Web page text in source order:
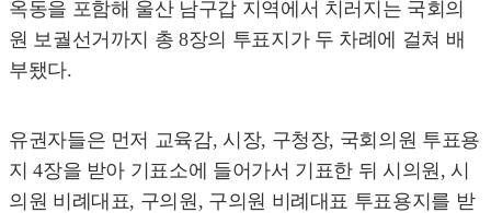
옥동을 포함해 울산 남구갑 지역에서 치러지는 국회의
원 보궐선거까지 총 8장의 투표지가 두 차례에 걸쳐 배
부됐다.
유권자들은 먼저 교육감, 시장, 구청장, 국회의원 투표용
지 4장을 받아 기표소에 들어가서 기표한 뒤 시의원, 시
의원 비례대표, 구의원, 구의원 비례대표 투표용지를 받